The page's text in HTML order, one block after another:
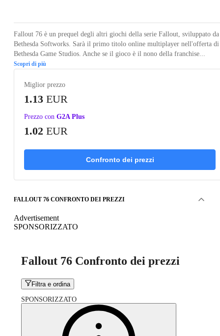
Fallout 76 è un prequel degli altri giochi della serie Fallout, sviluppato da
Bethesda Softworks. Sarà il primo titolo online multiplayer nell'offerta di
Bethesda Game Studios. Anche se il gioco è il nono della franchise...
Scopri di più
Miglior prezzo
1.13 EUR
Prezzo con G2A Plus
1.02 EUR
Confronto dei prezzi
FALLOUT 76 CONFRONTO DEI PREZZI
Advertisement
SPONSORIZZATO
Fallout 76 Confronto dei prezzi
Filtra e ordina
SPONSORIZZATO